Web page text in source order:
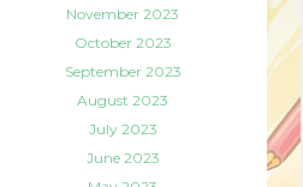
November 2023
October 2023
September 2023
August 2023
July 2023
June 2023